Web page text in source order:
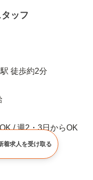
ッフ
徒歩約2分
/ 週2・3日からOK
着求人を受け取る